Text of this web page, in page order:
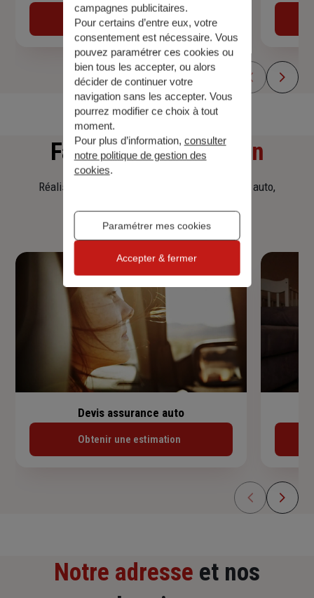
Découvrir
Faitesune simulation
Réalisez une simulation tarifaire d'assurance, auto,
Devis assurance auto
Obtenir une estimation
Notre adresse et nos
campagnes publicitaires.
Pour certains d’entre eux, votre
consentement est nécessaire. Vous
pouvez paramétrer ces cookies ou
bien tous les accepter, ou alors
décider de continuer votre
navigation sans les accepter. Vous
pourrez modifier ce choix à tout
moment.
Pour plus d’information, consulter
notre politique de gestion des
cookies.
Paramétrer mes cookies
Accepter & fermer